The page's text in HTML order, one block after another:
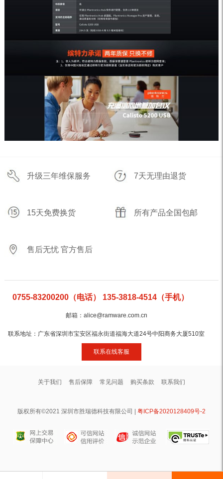
升级三年维保服务 7天无理由退货
15天免费换货 所有产品全国包邮
售后无忧 官方售后
0755-83200200（电话） 135-3818-4514（手机）
邮箱：alice@ramware.com.cn
联系地址：广东省深圳市宝安区福永街道福海大道24号中阳商务大厦510室
联系在线客服
关于我们 售后保障 常见问题 购买条款 联系我们
版权所有©2021 深圳市胜瑞德科技有限公司 | 粤ICP备2020128409号-2